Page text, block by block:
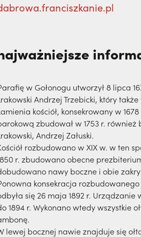
w Gołonogu utworzył 8 lipca
Andrzej Trzebicki, który
kościół, konsekrowany w
zbudował w 1753 r. również
Andrzej Załuski.
rozbudowano w XIX w. w ten
r. zbudowano obecne
nawy boczne i obie
konsekracja rozbudowanego
się 26 maja 1892 r. Urządzanie
1894 r. Wykonano wtedy wszystkie
lewej bocznej nawie znajduje się